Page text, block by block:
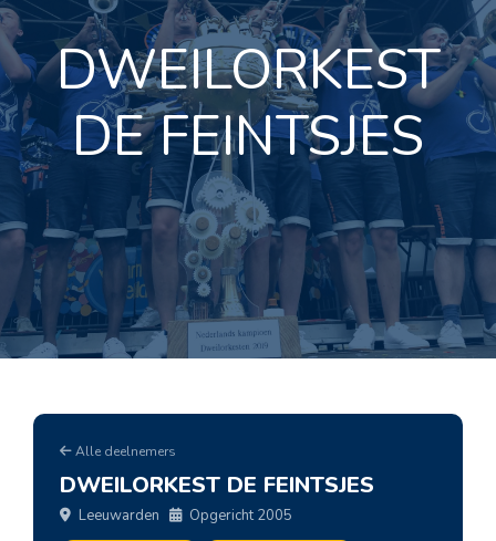
DWEILORKEST
DE FEINTSJES
Alle deelnemers
DWEILORKEST DE FEINTSJES
Leeuwarden Opgericht 2005